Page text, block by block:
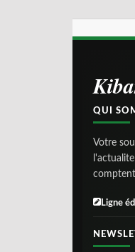
QUI
Votre
Ligne